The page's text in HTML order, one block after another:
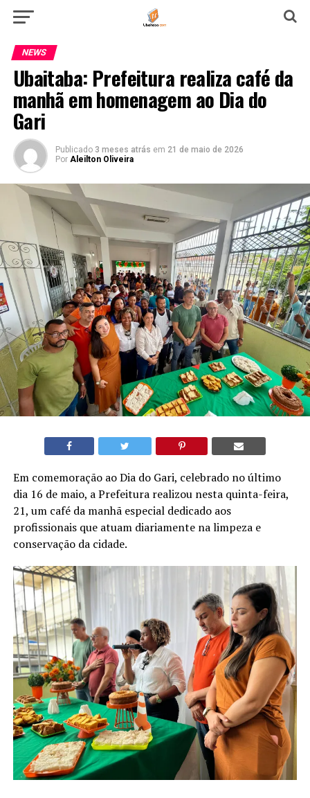
NEWS
Ubaitaba: Prefeitura realiza café da
manhã em homenagem ao Dia do
Gari
Publicado 3 meses atrás em 21 de maio de 2026
Por Aleilton Oliveira
Em comemoração ao Dia do Gari, celebrado no último
dia 16 de maio, a Prefeitura realizou nesta quinta-feira,
21, um café da manhã especial dedicado aos
profissionais que atuam diariamente na limpeza e
conservação da cidade.